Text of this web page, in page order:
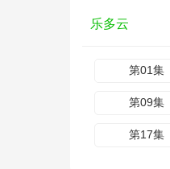
乐多云
第01集
第09集
第17集